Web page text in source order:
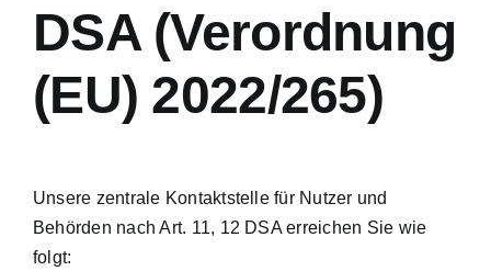
DSA (Verordnung
(EU) 2022/265)
Unsere zentrale Kontaktstelle für Nutzer und
Behörden nach Art. 11, 12 DSA erreichen Sie wie
folgt: